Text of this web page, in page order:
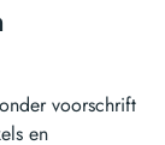
voorschrift
en